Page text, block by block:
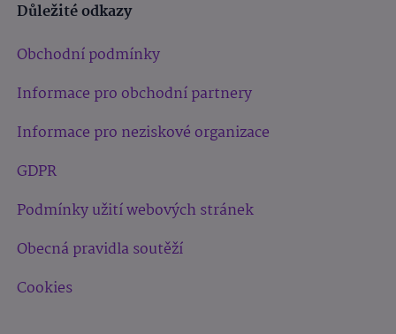
Důležité odkazy
Obchodní podmínky
Informace pro obchodní partnery
Informace pro neziskové organizace
GDPR
Podmínky užití webových stránek
Obecná pravidla soutěží
Cookies